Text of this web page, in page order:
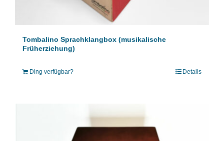
Tombalino Sprachklangbox (musikalische
Früherziehung)
Ding verfügbar? Details